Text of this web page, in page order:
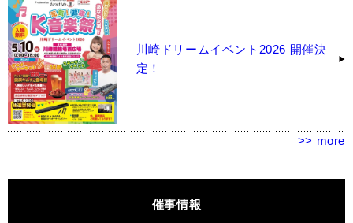
川崎ドリームイベント2026 開催決
定！
>> more
催事情報